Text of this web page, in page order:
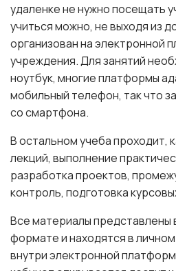
удаленке не нужно посещать
учиться можно, не выходя из
организован на электронной
учреждения. Для занятий
ноутбук, многие платформы
мобильный телефон, так что
со смартфона.
В остальном учеба проходит,
лекций, выполнение
разработка проектов,
контроль, подготовка
Все материалы представлены
формате и находятся в
внутри электронной